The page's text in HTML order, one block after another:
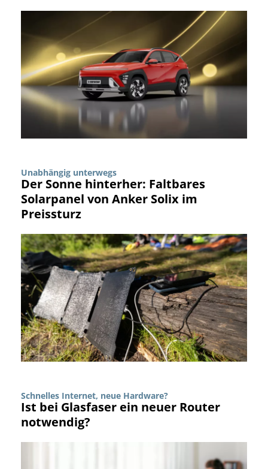
Unabhängig unterwegs
Der Sonne hinterher: Faltbares
Solarpanel von Anker Solix im
Preissturz
Schnelles Internet, neue Hardware?
Ist bei Glasfaser ein neuer Router
notwendig?